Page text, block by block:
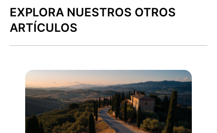
EXPLORA NUESTROS OTROS
ARTÍCULOS